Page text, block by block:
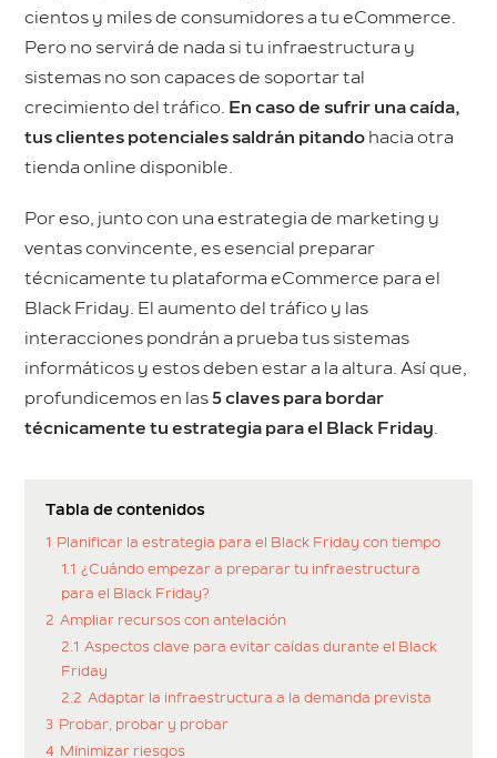
cientos y miles de consumidores a tu eCommerce.
Pero no servirá de nada si tu infraestructura y
sistemas no son capaces de soportar tal
crecimiento del tráfico. En caso de sufrir una caída,
tus clientes potenciales saldrán pitando hacia otra
tienda online disponible.
Por eso, junto con una estrategia de marketing y
ventas convincente, es esencial preparar
técnicamente tu plataforma eCommerce para el
Black Friday. El aumento del tráfico y las
interacciones pondrán a prueba tus sistemas
informáticos y estos deben estar a la altura. Así que,
profundicemos en las5 claves para bordar
técnicamente tu estrategia para el Black Friday.
Tabla de contenidos
1 Planificar la estrategia para el Black Friday con tiempo
1.1 ¿Cuándo empezar a preparar tu infraestructura
para el Black Friday?
2 Ampliar recursos con antelación
2.1 Aspectos clave para evitar caídas durante el Black
Friday
2.2 Adaptar la infraestructura a la demanda prevista
3 Probar, probar y probar
4 Minimizar riesgos